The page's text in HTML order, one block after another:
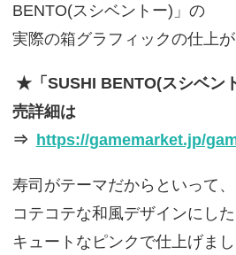
BENTO(スシベントー)」の
実際の箱グラフィックの仕上
★「SUSHI BENTO(スシベン
売詳細は
⇒
https://gamemarket.jp/
寿司がテーマだからといって、
コテコテな和風デザインにし
キュートなピンクで仕上げまし